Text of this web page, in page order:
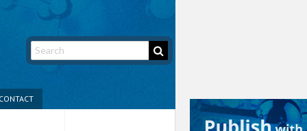
CONTACT